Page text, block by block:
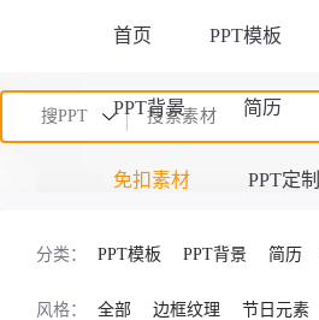
首页 PPT模板
PPT背景 简历
免扣素材 PPT定制
搜PPT
分类： PPT模板 PPT背景 简历
风格： 全部 边框纹理 节日元素